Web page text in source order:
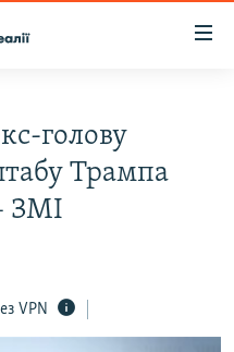
голову
Трампа
ЗМІ
VPN